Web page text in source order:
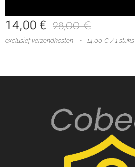
14,00 € 28,00€
exclusief verzendkosten 14,00 € / 1 stuks